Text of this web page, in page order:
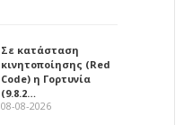
Σε κατάσταση
κινητοποίησης (Red
Code) η Γορτυνία
(9.8.2…
08-08-2026